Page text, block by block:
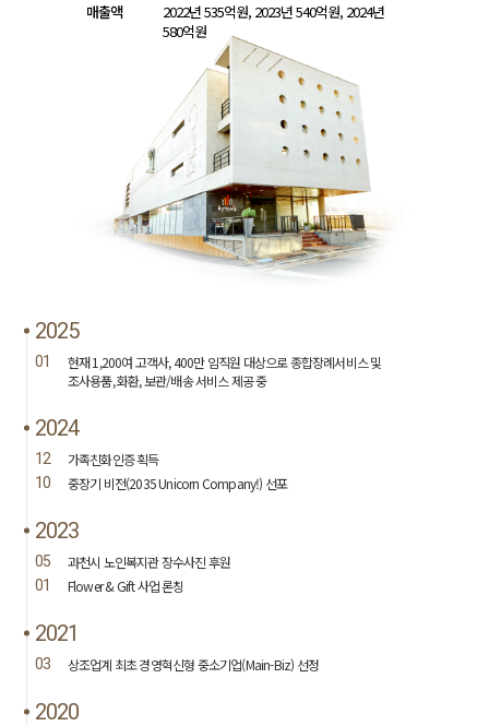
매출액
2022년 535억원, 2023년 540억원, 2024년
580억원
2025
01
현재 1,200여 고객사, 400만 임직원 대상으로 종합장례서비스 및
조사용품, 화환, 보관/배송 서비스 제공 중
2024
12 가족친화인증 획득
10 중장기 비전(2035 Unicorn Company!) 선포
2023
05 과천시 노인복지관 장수사진 후원
01 Flower & Gift 사업 론칭
2021
03 상조업계 최초 경영혁신형 중소기업(Main-Biz) 선정
2020